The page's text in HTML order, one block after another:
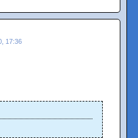
17:36